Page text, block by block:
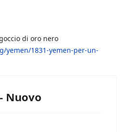
di oro nero
yemen/1831-yemen-per-un-
Nuovo